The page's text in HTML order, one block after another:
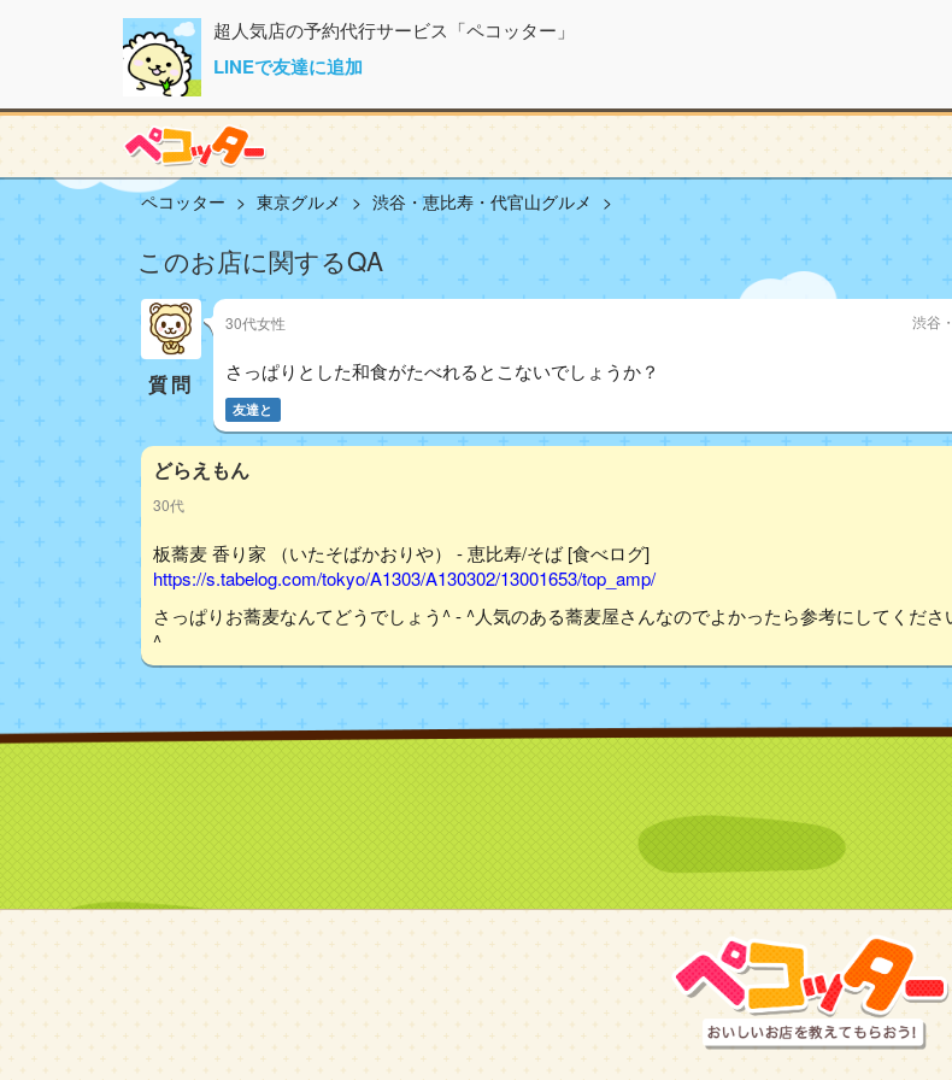
超人気店の予約代行サービス「ペコッター」
LINEで友達に追加
ペコッター 東京グルメ 渋谷・恵比寿・代官山グルメ
このお店に関するQA
質問
30代女性 渋谷
さっぱりとした和食がたべれるとこないでしょうか？
友達と
どらえもん
30代
板蕎麦 香り家 （いたそばかおりや） - 恵比寿/そば [食べログ]
https://s.tabelog.com/tokyo/A1303/A130302/13001653/top_amp/
さっぱりお蕎麦なんてどうでしょう^ - ^人気のある蕎麦屋さんなのでよかったら参考にしてくださ
^